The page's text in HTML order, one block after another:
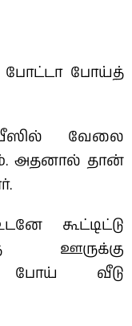
போட்டா போய்த்
வேலை
அதனால் தான்
கூட்டிட்டு
ஊருக்கு
போய் வீடு